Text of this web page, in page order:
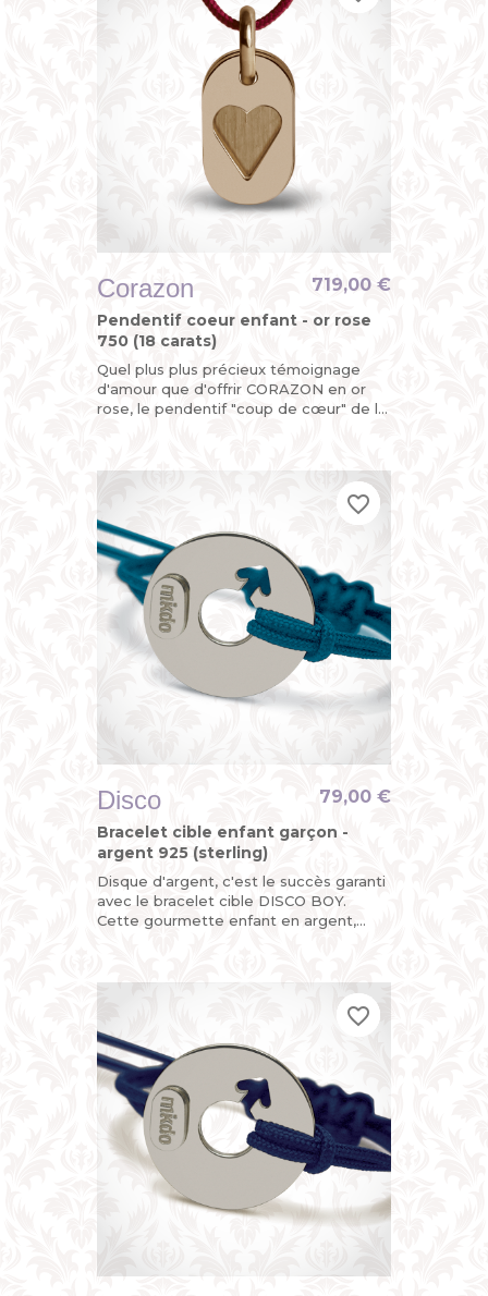
Corazon
Pendentif coeur enfant - or rose
750 (18 carats)
Quel plus plus précieux témoignage
d'amour que d'offrir CORAZON en or
rose, le pendentif "coup de cœur" de la
719,00 €
Disco
Bracelet cible enfant garçon -
argent 925 (sterling)
Disque d'argent, c'est le succès garanti
avec le bracelet cible DISCO BOY.
Cette gourmette enfant en argent,
79,00 €
favorite_border
favorite_border
favorite_border
favorite_border
favorite_border
favorite_border